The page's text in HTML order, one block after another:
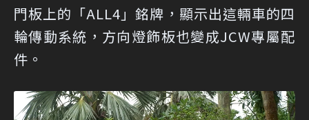
門板上的「ALL4」銘牌，顯示出這輛車的四
輪傳動系統，方向燈飾板也變成JCW專屬配
件。